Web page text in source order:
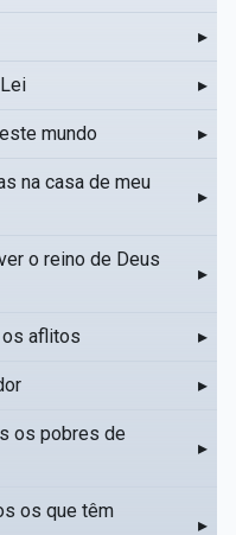
▸
▸
mundo ▸
na casa de meu
▸
o reino de Deus
▸
aflitos ▸
▸
os pobres de
▸
os que têm
▸